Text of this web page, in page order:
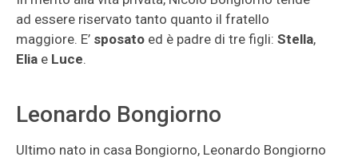
ad essere riservato tanto quanto il fratello
maggiore. E’ sposato ed è padre di tre figli: Stella,
Elia e Luce.
Leonardo Bongiorno
Ultimo nato in casa Bongiorno, Leonardo Bongiorno